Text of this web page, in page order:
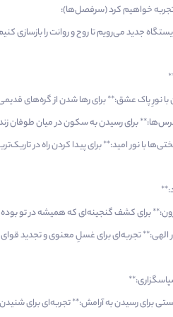
تجربه خواهیم کرد (سرفصل‌ها):
جدید می‌رویم تا روح و روانت را بازسازی
نورِ پاک عشق:** برای رها شدن از گره‌های
برای رسیدن به سکون در میان طوفان
با نور امید:** برای پیدا کردن راه در
برای کشف گنجینه‌ای که همیشه در تو
الهی:** تجربه‌ای برای غسلِ معنوی و تجدید
برای رسیدن به آرامش:** تجربه‌ای برای